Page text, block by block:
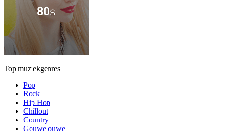
Top muziekgenres
Pop
Rock
Hip Hop
Chillout
Country
Gouwe ouwe